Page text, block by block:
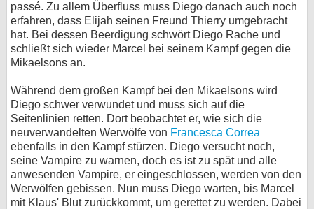
passé. Zu allem Überfluss muss Diego danach auch noch
erfahren, dass Elijah seinen Freund Thierry umgebracht
hat. Bei dessen Beerdigung schwört Diego Rache und
schließt sich wieder Marcel bei seinem Kampf gegen die
Mikaelsons an.
Während dem großen Kampf bei den Mikaelsons wird
Diego schwer verwundet und muss sich auf die
Seitenlinien retten. Dort beobachtet er, wie sich die
neuverwandelten Werwölfe von Francesca Correa
ebenfalls in den Kampf stürzen. Diego versucht noch,
seine Vampire zu warnen, doch es ist zu spät und alle
anwesenden Vampire, er eingeschlossen, werden von den
Werwölfen gebissen. Nun muss Diego warten, bis Marcel
mit Klaus' Blut zurückkommt, um gerettet zu werden. Dabei